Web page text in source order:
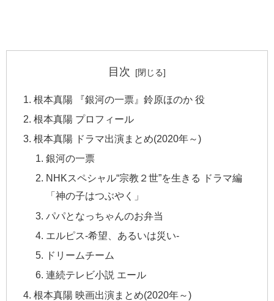
目次
根本真陽 『銀河の一票』鈴原ほのか 役
根本真陽 プロフィール
根本真陽 ドラマ出演まとめ(2020年～)
銀河の一票
NHKスペシャル“宗教２世”を生きる ドラマ編
「神の子はつぶやく」
パパとなっちゃんのお弁当
エルピス-希望、あるいは災い-
ドリームチーム
連続テレビ小説 エール
根本真陽 映画出演まとめ(2020年～)